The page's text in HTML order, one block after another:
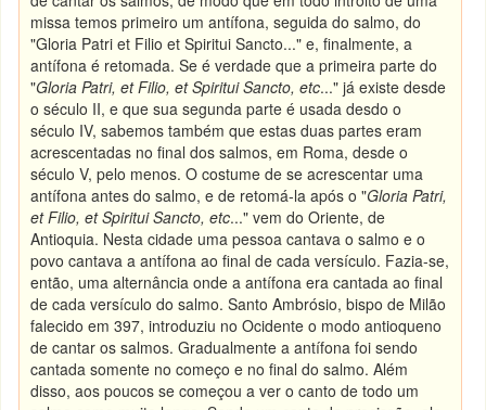
missa temos primeiro um antífona, seguida do salmo, do
"Gloria Patri et Filio et Spiritui Sancto..." e, finalmente, a
antífona é retomada. Se é verdade que a primeira parte do
"Gloria Patri, et Filio, et Spiritui Sancto, etc..." já existe desde
o século II, e que sua segunda parte é usada desdo o
século IV, sabemos também que estas duas partes eram
acrescentadas no final dos salmos, em Roma, desde o
século V, pelo menos. O costume de se acrescentar uma
antífona antes do salmo, e de retomá-la após o "Gloria Patri,
et Filio, et Spiritui Sancto, etc..." vem do Oriente, de
Antioquia. Nesta cidade uma pessoa cantava o salmo e o
povo cantava a antífona ao final de cada versículo. Fazia-se,
então, uma alternância onde a antífona era cantada ao final
de cada versículo do salmo. Santo Ambrósio, bispo de Milão
falecido em 397, introduziu no Ocidente o modo antioqueno
de cantar os salmos. Gradualmente a antífona foi sendo
cantada somente no começo e no final do salmo. Além
disso, aos poucos se começou a ver o canto de todo um